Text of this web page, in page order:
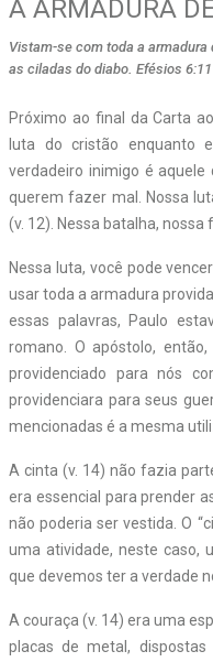
A ARMADURA
Vistam-se com toda a
as ciladas do diabo. Efésios 6:11
Próximo ao final da Carta
luta do cristão enquanto
verdadeiro inimigo é
querem fazer mal. Nossa
(v. 12). Nessa batalha, nossa
Nessa luta, você pode
usar toda a armadura
essas palavras, Paulo
romano. O apóstolo,
providenciado para nós
providenciara para seus
mencionadas é a mesma
A cinta (v. 14) não fazia
era essencial para prender
não poderia ser vestida. O
uma atividade, neste caso,
que devemos ter a verdade
A couraça (v. 14) era uma
placas de metal,